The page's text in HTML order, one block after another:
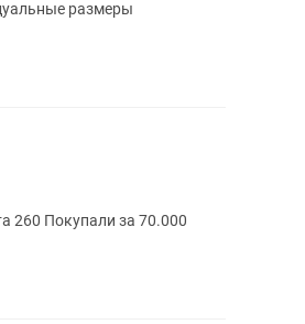
размеры
260 Покупали за 70.000